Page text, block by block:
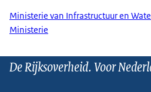
Ministerie van Infrastructuur en
Ministerie
De Rijksoverheid. Voor